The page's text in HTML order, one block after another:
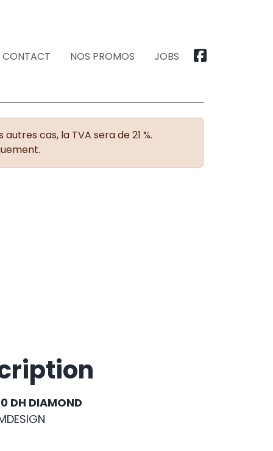
CONTACT NOS PROMOS JOBS
cas, la TVA sera de 21 %.
DH DIAMOND